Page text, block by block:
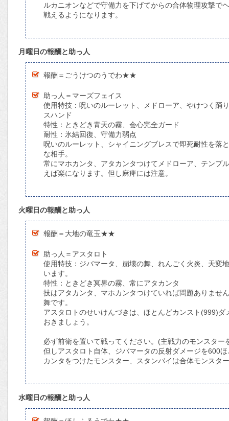
ルカニオンなどで守備力を下げてからの合体物理攻撃で
戦えるようになります。
月曜日の報酬と助っ人
報酬＝ごうけつのうでわ★★
助っ人＝マーズフェイス
使用特技：呪いのルーレット、メドローア、やけつく踊
スハンド
特性：ときどき青天の霧、会心完全ガード
耐性：氷結回復、守備力弱点
呪いのルーレット、シャイニングブレスで即死耐性を落
な相手。
常にマホカンタ、アタカンタつけてメドローア、テンプ
えば楽になります。但し麻痺には注意。
火曜日の報酬と助っ人
報酬＝大地の竜玉★★
助っ人＝アスタロト
使用特技：ジバマータ、崩壊の舞、れんごく火炎、天変
います。
特性：ときどき冥界の霧、常にアタカンタ
技はアタカンタ、マホカンタつけていれば問題ありませ
舞です。
アスタロトのせいけんづきは、ほとんどカンスト(999)
おきましょう。
必ず前衛を置いて戦ってください。(主戦力のモンスター
但しアスタロト自体、ジバマータの反射ダメージを600
カンタをつけたモンスター、スタンバイは合体モンスタ
水曜日の報酬と助っ人